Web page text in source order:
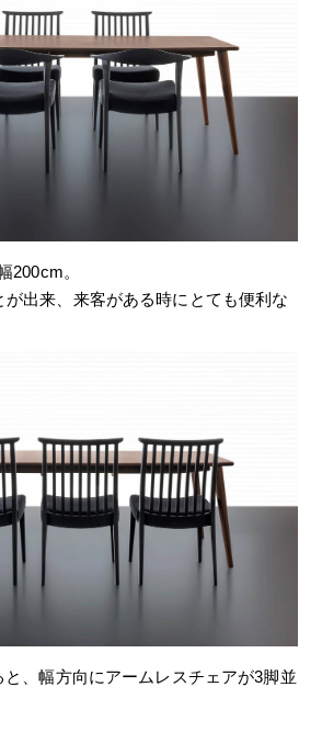
200cm。
出来、来客がある時にとても便利な
、幅方向にアームレスチェアが3脚並